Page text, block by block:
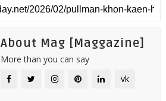
About Mag [Maggazine]
More than you can say
vk